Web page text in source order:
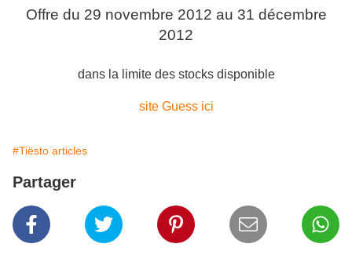
Offre du 29 novembre 2012 au 31 décembre
2012
dans la limite des stocks disponible
site Guess ici
#Tiësto articles
Partager